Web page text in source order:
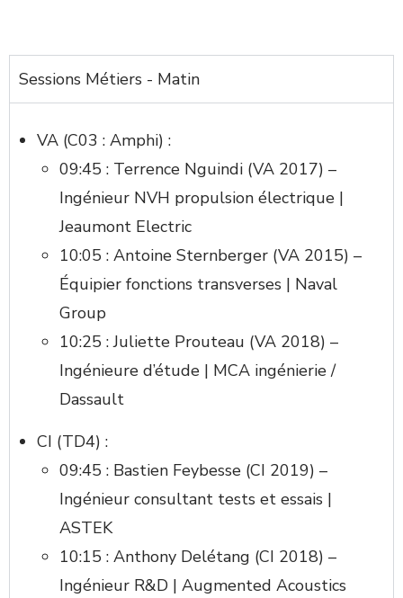
Sessions Métiers - Matin
VA (C03 : Amphi) :
09:45 : Terrence Nguindi (VA 2017) –
Ingénieur NVH propulsion électrique |
Jeaumont Electric
10:05 : Antoine Sternberger (VA 2015) –
Équipier fonctions transverses | Naval
Group
10:25 : Juliette Prouteau (VA 2018) –
Ingénieure d’étude | MCA ingénierie /
Dassault
CI (TD4) :
09:45 : Bastien Feybesse (CI 2019) –
Ingénieur consultant tests et essais |
ASTEK
10:15 : Anthony Delétang (CI 2018) –
Ingénieur R&D | Augmented Acoustics